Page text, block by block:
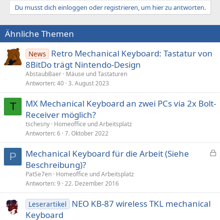
Du musst dich einloggen oder registrieren, um hier zu antworten.
Ähnliche Themen
News
Retro Mechanical Keyboard: Tastatur von
8BitDo trägt Nintendo-Design
AbstaubBaer Mäuse und Tastaturen
Antworten 40 3. August 2023
T
MX Mechanical Keyboard an zwei PCs via 2x Bolt-
Receiver möglich?
tschesny Homeoffice und Arbeitsplatz
Antworten 6 7. Oktober 2022
P
e
Mechanical Keyboard für die Arbeit (Siehe
Beschreibung)?
PatSe7en Homeoffice und Arbeitsplatz
Antworten 9 22. Dezember 2016
Leserartikel
NEO KB-87 wireless TKL mechanical
Keyboard